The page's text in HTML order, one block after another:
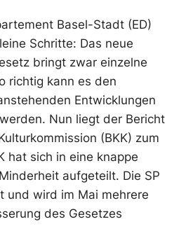
Basel-Stadt (ED)
Schritte: Das neue
bringt zwar einzelne
richtig kann es den
Entwicklungen
Nun liegt der Bericht
(BKK) zum
hat sich in eine knappe
aufgeteilt. Die SP
und wird im Mai mehrere
des Gesetzes